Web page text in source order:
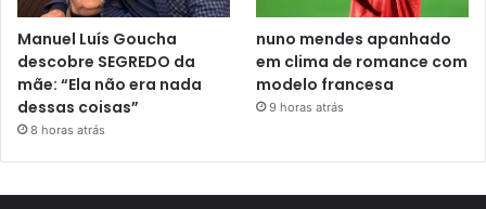
Manuel Luís Goucha
descobre SEGREDO da
mãe: “Ela não era nada
dessas coisas”
8 horas atrás
nuno mendes apanhado
em clima de romance com
modelo francesa
9 horas atrás